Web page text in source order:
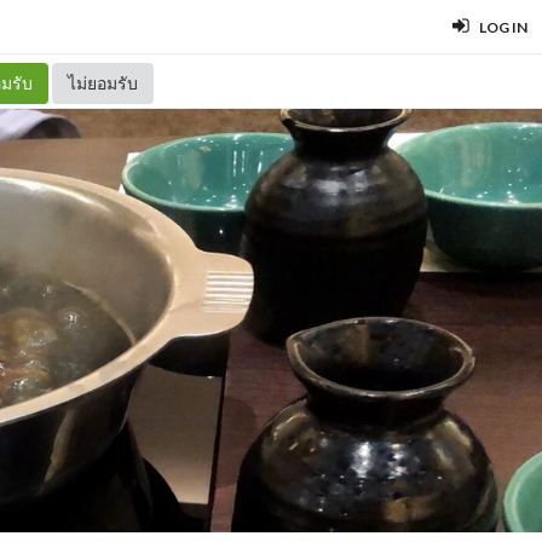
LOG IN
รับ ไม่ยอมรับ